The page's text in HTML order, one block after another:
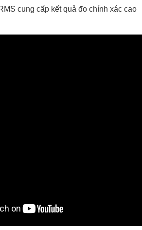
cung cấp kết quả đo chính xác cao